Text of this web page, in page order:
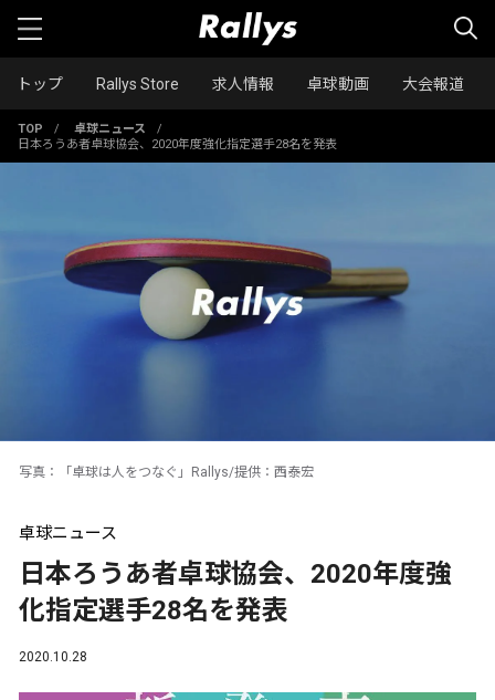
トップ Rallys Store 求人情報 卓球動画 大会報道
TOP / 卓球ニュース
/
日本ろうあ者卓球協会、2020年度強化指定選手28名を発表
写真：「卓球は人をつなぐ」Rallys/提供：西泰宏
卓球ニュース
日本ろうあ者卓球協会、2020年度強
化指定選手28名を発表
2020.10.28